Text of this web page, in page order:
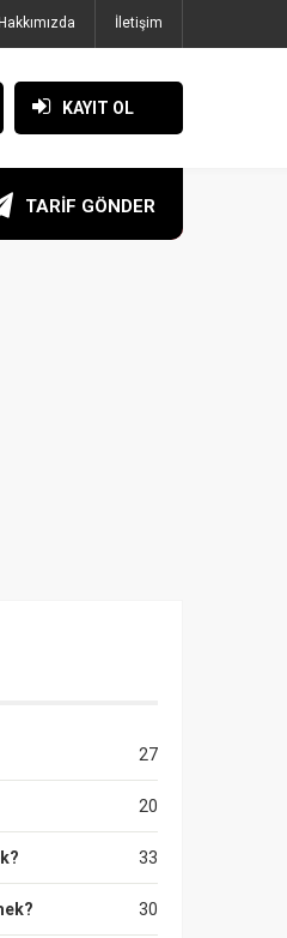
Hakkımızda İletişim
KAYIT OL
TARİF GÖNDER
27
20
33
30